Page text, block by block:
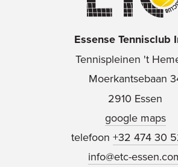
Essense Tennisclub
Tennispleinen 't
Moerkantsebaan
2910 Essen
google maps
telefoon +32 474 30
info@etc-